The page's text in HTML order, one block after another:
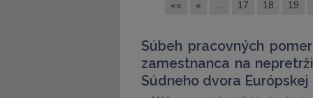
«« « 17 18 19
Súbeh pracovných
zamestnanca na
Súdneho dvora Európskej